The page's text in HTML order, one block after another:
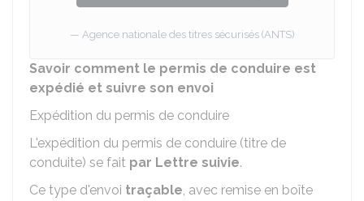
Agence nationale des titres sécurisés (ANTS)
Savoir comment le permis de conduire est
expédié et suivre son envoi
Expédition du permis de conduire
L'expédition du permis de conduire (titre de
conduite) se fait par Lettre suivie.
Ce type d'envoi traçable, avec remise en boîte